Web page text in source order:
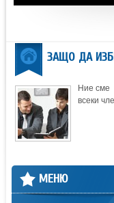
ЗАЩО ДА
Ние сме
всеки
МЕНЮ